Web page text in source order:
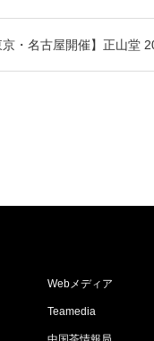
京・名古屋開催】正山堂
Webメディア
Teamedia